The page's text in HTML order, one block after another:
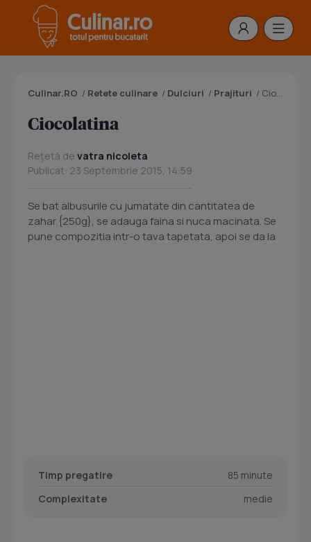
Culinar.RO / Retete culinare / Dulciuri / Prajituri / Ciocolatina
Ciocolatina
Rețetă de vatra nicoleta
Publicat: 23 Septembrie 2015, 14:59
Se bat albusurile cu jumatate din cantitatea de
zahar {250g}, se adauga faina si nuca macinata. Se
pune compozitia intr-o tava tapetata, apoi se da la
Timp pregatire
85 minute
Complexitate
medie